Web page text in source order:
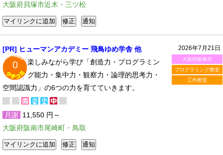
大阪府貝塚市近木・三ツ松
2026年7月21日
大阪府阪南市
プログラミング教室
工作教室
[PR] ヒューマンアカデミー 飛鳥ゆめ学舎 他
0
楽しみながら学び「創造力・プログラミン
グ能力・集中力・観察力・論理的思考力・
空間認識力」の6つの力を育てていきます。
月謝 11,550 円～
大阪府阪南市尾崎町・鳥取